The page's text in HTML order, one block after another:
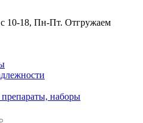
10-18, Пн-Пт. Отгружаем
наборы